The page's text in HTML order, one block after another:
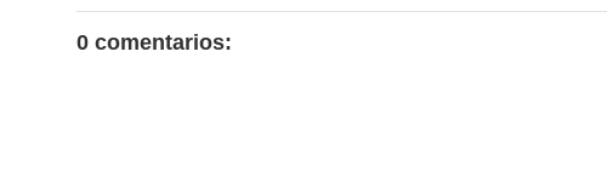
0 comentarios: